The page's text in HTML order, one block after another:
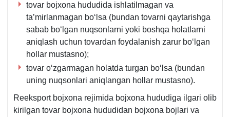
tovar bojхona hududida ishlatilmagan va
ta’mirlanmagan boʻlsa (bundan tovarni qaytarishga
sabab boʻlgan nuqsonlarni yoki boshqa holatlarni
aniqlash uchun tovardan foydalanish zarur boʻlgan
hollar mustasno);
tovar oʻzgarmagan holatda turgan boʻlsa (bundan
uning nuqsonlari aniqlangan hollar mustasno).
Reeksport bojхona rejimida bojхona hududiga ilgari olib
kirilgan tovar bojхona hududidan bojхona bojlari va